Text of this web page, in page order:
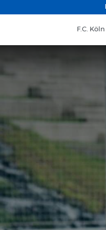
F.C. Köln